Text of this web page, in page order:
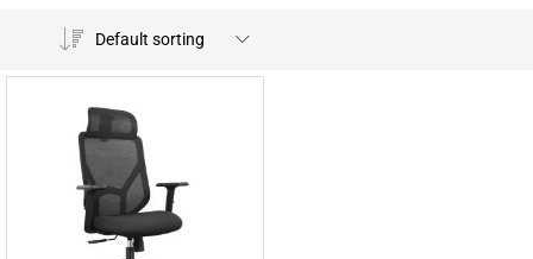
Default sorting